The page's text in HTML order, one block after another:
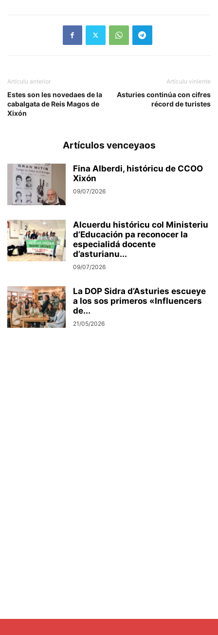
Artículu anterior
Estes son les novedaes de la
cabalgata de Reis Magos de
Xixón
Artículu viniente
Asturies continúa con cifres
récord de turistes
Artículos venceyaos
Fina Alberdi, históricu de CCOO
Xixón
09/07/2026
Alcuerdu históricu col Ministeriu
d’Educación pa reconocer la
especialidá docente
d’asturianu...
09/07/2026
La DOP Sidra d’Asturies escueye
a los sos primeros «Influencers
de...
21/05/2026